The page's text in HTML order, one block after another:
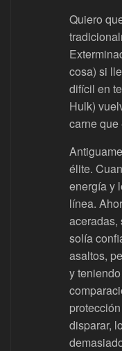
Quiero
cosa) si
difícil en
Hulk)
carne que
élite.
energía y
línea.
aceradas,
solía
asaltos,
y
disparar,